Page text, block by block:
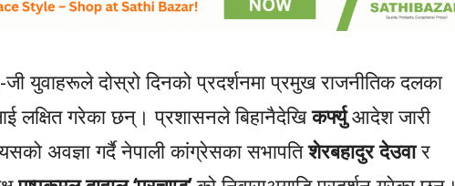
युवाहरूले दोस्रो दिनको प्रदर्शनमा प्रमुख राजनीतिक दलका
लक्षित गरेका छन्। प्रशासनले बिहानैदेखिकर्फ्युआदेश जारी
अवज्ञा गर्दै नेपाली कांग्रेसका सभापतिशेरबहादुर देउवार